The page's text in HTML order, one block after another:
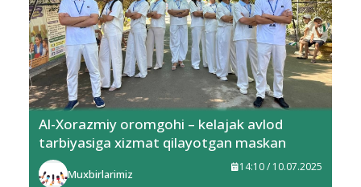
Al-Xorazmiy oromgohi – kelajak avlod
tarbiyasiga xizmat qilayotgan maskan
Muxbirlarimiz
14:10 / 10.07.2025